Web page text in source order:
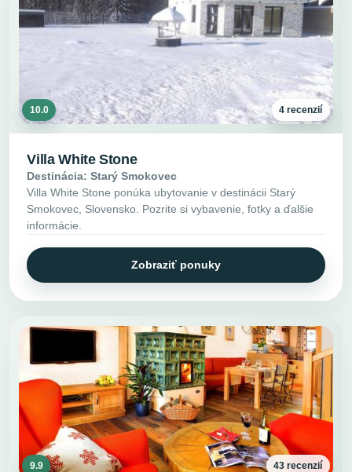
10.0 4 recenzií
Villa White Stone
Destinácia: Starý Smokovec
Villa White Stone ponúka ubytovanie v destinácii Starý
Smokovec, Slovensko. Pozrite si vybavenie, fotky a ďalšie
informácie.
Zobraziť ponuky
9.9 43 recenzií